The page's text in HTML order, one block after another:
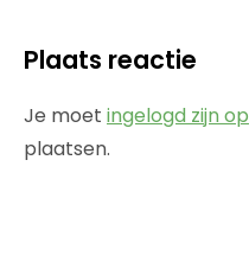
Plaats reactie
Je moet ingelogd zijn op
plaatsen.